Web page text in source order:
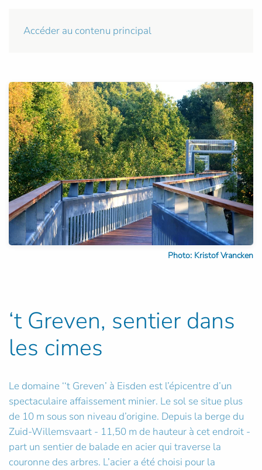
Accéder au contenu principal
Photo: Kristof Vrancken
‘t Greven, sentier dans
les cimes
Le domaine ‘‘t Greven’ à Eisden est l’épicentre d’un
spectaculaire affaissement minier. Le sol se situe plus
de 10 m sous son niveau d’origine. Depuis la berge du
Zuid-Willemsvaart - 11,50 m de hauteur à cet endroit -
part un sentier de balade en acier qui traverse la
couronne des arbres. L’acier a été choisi pour la